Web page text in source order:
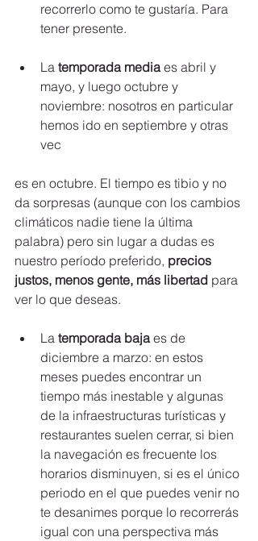
recorrerlo como te gustaría. Para
tener presente.
La temporada media es abril y
mayo, y luego octubre y
noviembre: nosotros en particular
hemos ido en septiembre y otras
vec
es en octubre. El tiempo es tibio y no
da sorpresas (aunque con los cambios
climáticos nadie tiene la última
palabra) pero sin lugar a dudas es
nuestro período preferido, precios
justos, menos gente, más libertad para
ver lo que deseas.
La temporada baja es de
diciembre a marzo: en estos
meses puedes encontrar un
tiempo más inestable y algunas
de la infraestructuras turísticas y
restaurantes suelen cerrar, si bien
la navegación es frecuente los
horarios disminuyen, si es el único
periodo en el que puedes venir no
te desanimes porque lo recorrerás
igual con una perspectiva más